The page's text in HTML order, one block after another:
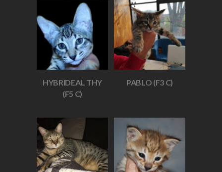
HYBRIDEAL THY
(F5 C)
PABLO (F3 C)